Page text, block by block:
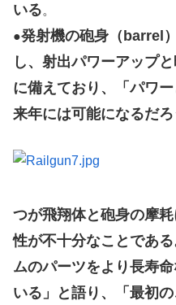
いる。
●発射機の砲身（barrel
し、射出パワーアップ
に備えており、「パワ
来年には可能になるだ
つが飛翔体と砲身の摩
性が不十分なことであ
ムのパーツをより長寿
いる」と語り、「最初